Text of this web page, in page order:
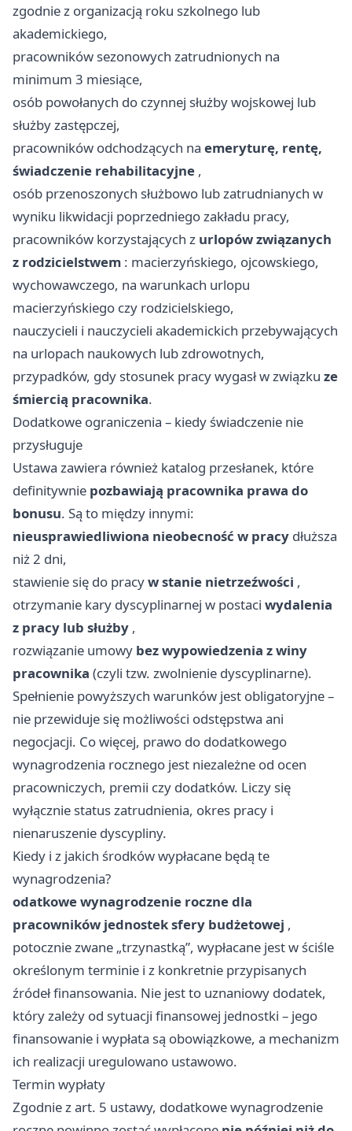
zgodnie z organizacją roku szkolnego lub
akademickiego,
pracowników sezonowych zatrudnionych na
minimum 3 miesiące,
osób powołanych do czynnej służby wojskowej lub
służby zastępczej,
pracowników odchodzących na emeryturę, rentę,
świadczenie rehabilitacyjne ,
osób przenoszonych służbowo lub zatrudnianych w
wyniku likwidacji poprzedniego zakładu pracy,
pracowników korzystających z urlopów związanych
z rodzicielstwem : macierzyńskiego, ojcowskiego,
wychowawczego, na warunkach urlopu
macierzyńskiego czy rodzicielskiego,
nauczycieli i nauczycieli akademickich przebywających
na urlopach naukowych lub zdrowotnych,
przypadków, gdy stosunek pracy wygasł w związku ze
śmiercią pracownika.
Dodatkowe ograniczenia – kiedy świadczenie nie
przysługuje
Ustawa zawiera również katalog przesłanek, które
definitywnie pozbawiają pracownika prawa do
bonusu. Są to między innymi:
nieusprawiedliwiona nieobecność w pracy dłuższa
niż 2 dni,
stawienie się do pracyw stanie nietrzeźwości ,
otrzymanie kary dyscyplinarnej w postaci wydalenia
z pracy lub służby ,
rozwiązanie umowy bez wypowiedzenia z winy
pracownika (czyli tzw. zwolnienie dyscyplinarne).
Spełnienie powyższych warunków jest obligatoryjne –
nie przewiduje się możliwości odstępstwa ani
negocjacji. Co więcej, prawo do dodatkowego
wynagrodzenia rocznego jest niezależne od ocen
pracowniczych, premii czy dodatków. Liczy się
wyłącznie status zatrudnienia, okres pracy i
nienaruszenie dyscypliny.
Kiedy i z jakich środków wypłacane będą te
wynagrodzenia?
odatkowe wynagrodzenie roczne dla
pracowników jednostek sfery budżetowej ,
potocznie zwane „trzynastką”, wypłacane jest w ściśle
określonym terminie i z konkretnie przypisanych
źródeł finansowania. Nie jest to uznaniowy dodatek,
który zależy od sytuacji finansowej jednostki – jego
finansowanie i wypłata są obowiązkowe, a mechanizm
ich realizacji uregulowano ustawowo.
Termin wypłaty
Zgodnie z art. 5 ustawy, dodatkowe wynagrodzenie